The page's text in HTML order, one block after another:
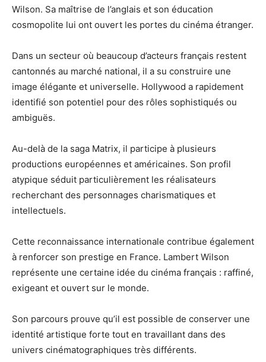
Wilson. Sa maîtrise de l’anglais et son éducation
cosmopolite lui ont ouvert les portes du cinéma étranger.
Dans un secteur où beaucoup d’acteurs français restent
cantonnés au marché national, il a su construire une
image élégante et universelle. Hollywood a rapidement
identifié son potentiel pour des rôles sophistiqués ou
ambiguës.
Au-delà de la saga Matrix, il participe à plusieurs
productions européennes et américaines. Son profil
atypique séduit particulièrement les réalisateurs
recherchant des personnages charismatiques et
intellectuels.
Cette reconnaissance internationale contribue également
à renforcer son prestige en France. Lambert Wilson
représente une certaine idée du cinéma français : raffiné,
exigeant et ouvert sur le monde.
Son parcours prouve qu’il est possible de conserver une
identité artistique forte tout en travaillant dans des
univers cinématographiques très différents.